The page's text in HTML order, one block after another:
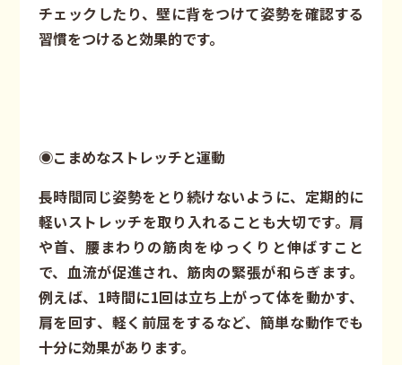
チェックしたり、壁に背をつけて姿勢を確認する
習慣をつけると効果的です。
◉こまめなストレッチと運動
長時間同じ姿勢をとり続けないように、定期的に
軽いストレッチを取り入れることも大切です。肩
や首、腰まわりの筋肉をゆっくりと伸ばすこと
で、血流が促進され、筋肉の緊張が和らぎます。
例えば、1時間に1回は立ち上がって体を動かす、
肩を回す、軽く前屈をするなど、簡単な動作でも
十分に効果があります。